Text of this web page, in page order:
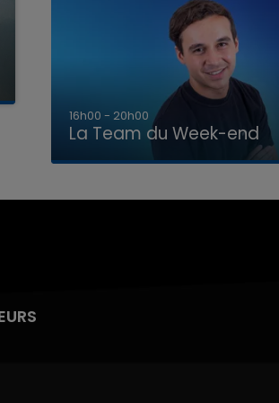
7h00 - 12h00
La Team du Week-end